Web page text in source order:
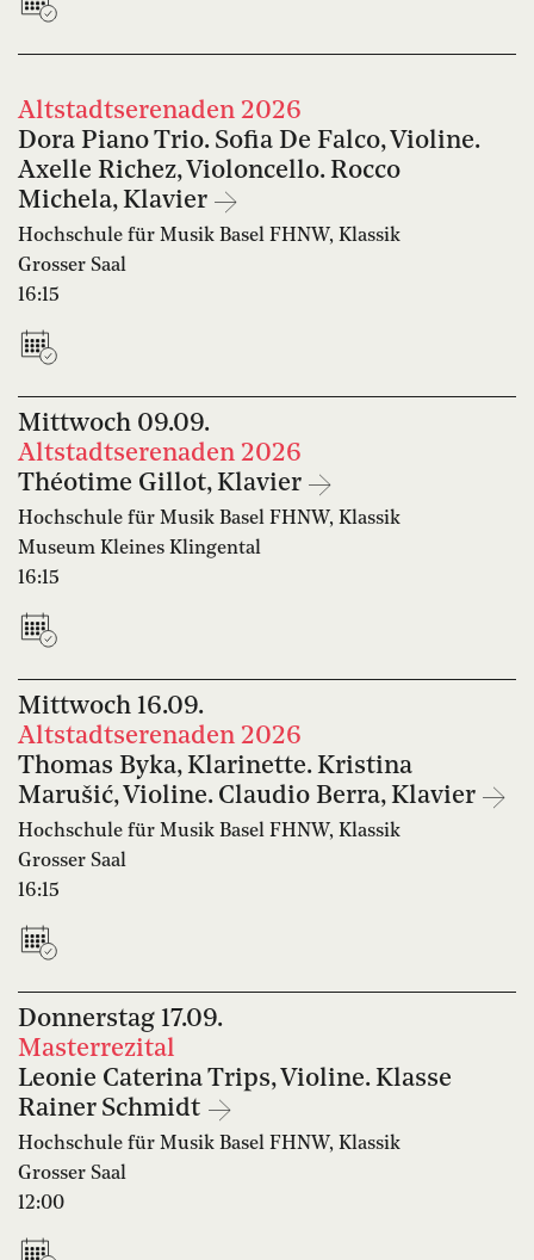
Altstadtserenaden 2026
Dora Piano Trio. Sofia De Falco, Violine.
Axelle Richez, Violoncello. Rocco
Michela, Klavier
Hochschule für Musik Basel FHNW, Klassik
Grosser Saal
16:15
09.09.
Mittwoch
Altstadtserenaden 2026
Théotime Gillot, Klavier
Hochschule für Musik Basel FHNW, Klassik
Museum Kleines Klingental
16:15
16.09.
Mittwoch
Altstadtserenaden 2026
Thomas Byka, Klarinette. Kristina
Marušić, Violine. Claudio Berra, Klavier
Hochschule für Musik Basel FHNW, Klassik
Grosser Saal
16:15
17.09.
Donnerstag
Masterrezital
Leonie Caterina Trips, Violine. Klasse
Rainer Schmidt
Hochschule für Musik Basel FHNW, Klassik
Grosser Saal
12:00